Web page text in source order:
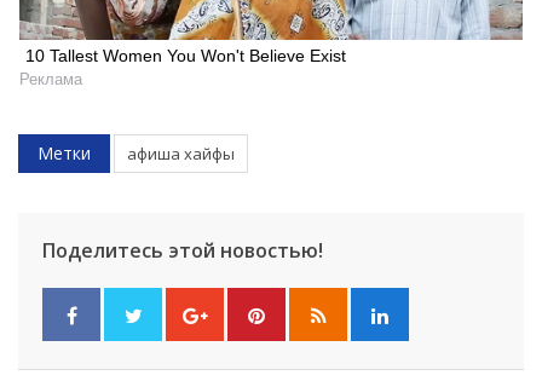
10 Tallest Women You Won't Believe Exist
Реклама
Метки афиша хайфы
Поделитесь этой новостью!